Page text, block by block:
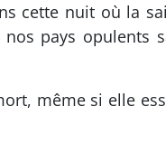
cette nuit où la
pays opulents
même si elle